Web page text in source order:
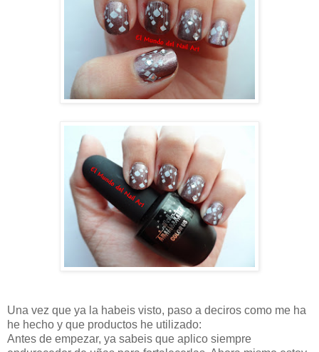
Una vez que ya la habeis visto, paso a deciros como me ha
he hecho y que productos he utilizado:
Antes de empezar, ya sabeis que aplico siempre